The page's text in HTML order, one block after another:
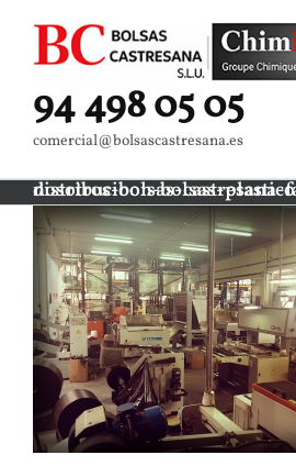
contenido
94 498 05 05
comercial@bolsascastresana.es
nosotros-bolsas-castresana-fabricacion-distribucioon-bolsas-plastico